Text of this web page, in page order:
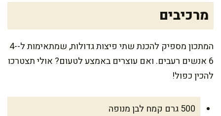
מרכיבים
המתכון מספיק להכנת שתי פיצות גדולות, שמתאימות ל-4-
6 אנשים רעבים. ואם עוצרים באמצע לטעום? אולי תצטרכו
להכין כפול!
500 גרם קמח לבן מנופה